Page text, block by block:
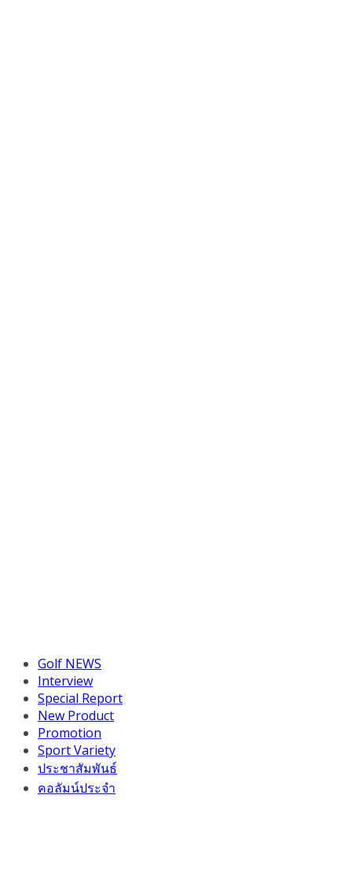
Golf NEWS
Interview
Special Report
New Product
Promotion
Sport Variety
ประชาสัมพันธ์
คอลัมน์ประจำ